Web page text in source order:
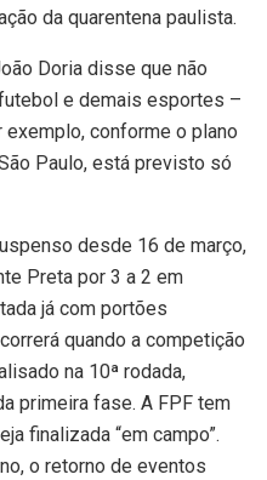
da quarentena paulista.
Doria disse que não
e demais esportes –
exemplo, conforme o plano
Paulo, está previsto só
desde 16 de março,
Preta por 3 a 2 em
já com portões
quando a competição
na 10ª rodada,
primeira fase. A FPF tem
finalizada “em campo”.
o retorno de eventos